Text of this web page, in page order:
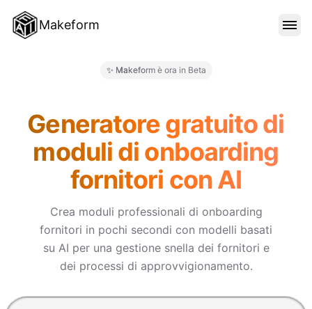
Makeform
BLOG
PREZZI
ACCEDI
✨ Makeform è ora in Beta
Generatore gratuito di
moduli di onboarding
fornitori con AI
Crea moduli professionali di onboarding
fornitori in pochi secondi con modelli basati
su AI per una gestione snella dei fornitori e
dei processi di approvvigionamento.